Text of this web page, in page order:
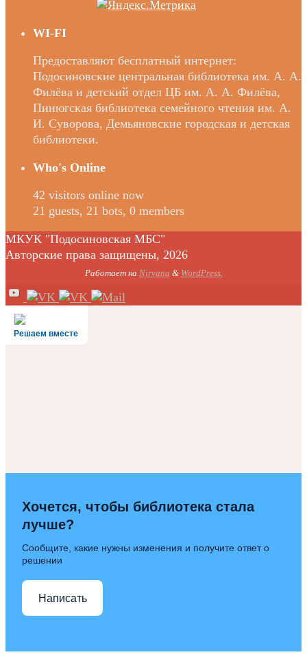
WI-FI
Предоставляют бесплатный интернет:
Подосиновские центральная библиотека им. А. А.
Филёва и детский отдел ЦБ им. А. А. Филёва,
Пинюгская библиотека семейного чтения им. А.
И. Суворова, Демьяновские городская и детская
библиотеки.
Who's Online
42 visitors online now
21 guests, 21 bots, 0 members
МКУК "Подосиновская МБС"
Авторские права защищены, 2026
Работает на Nirvana & WordPress.
Решаем вместе
Хочется, чтобы библиотека стала
лучше?
Сообщите, какие нужны изменения и получите ответ о
решении
Написать